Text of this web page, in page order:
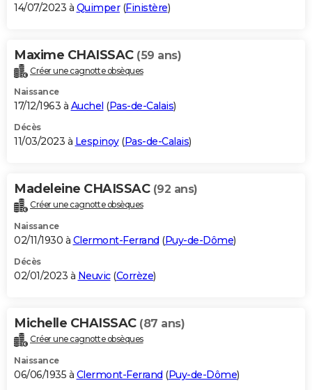
14/07/2023 à Quimper(Finistère)
Maxime CHAISSAC (59 ans)
Créer une cagnotte obsèques
Naissance
17/12/1963 à Auchel (Pas-de-Calais)
Décès
11/03/2023 à Lespinoy(Pas-de-Calais)
Madeleine CHAISSAC (92 ans)
Créer une cagnotte obsèques
Naissance
02/11/1930 à Clermont-Ferrand (Puy-de-Dôme)
Décès
02/01/2023 à Neuvic(Corrèze)
Michelle CHAISSAC (87 ans)
Créer une cagnotte obsèques
Naissance
06/06/1935 à Clermont-Ferrand (Puy-de-Dôme)